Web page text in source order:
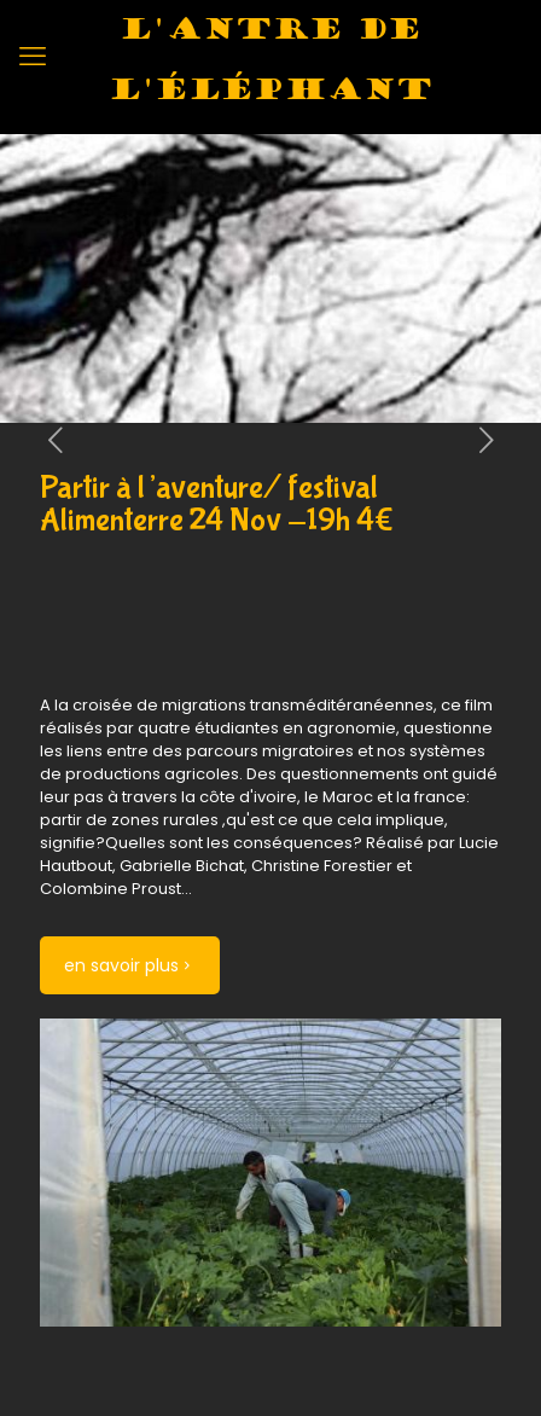
L'antre de
l'éléphant
Partir à l’aventure/ festival
Alimenterre 24 Nov -19h 4€
A la croisée de migrations transméditéranéennes, ce film
réalisés par quatre étudiantes en agronomie, questionne
les liens entre des parcours migratoires et nos systèmes
de productions agricoles. Des questionnements ont guidé
leur pas à travers la côte d'ivoire, le Maroc et la france:
partir de zones rurales ,qu'est ce que cela implique,
signifie?Quelles sont les conséquences? Réalisé par Lucie
Hautbout, Gabrielle Bichat, Christine Forestier et
Colombine Proust...
en savoir plus